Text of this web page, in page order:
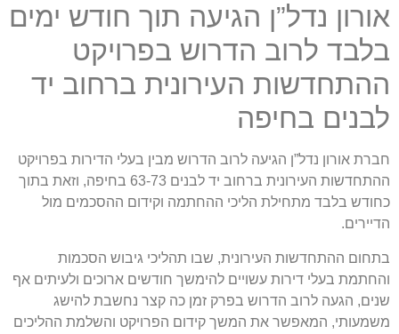
אורון נדל”ן הגיעה תוך חודש ימים
בלבד לרוב הדרוש בפרויקט
ההתחדשות העירונית ברחוב יד
לבנים בחיפה
חברת אורון נדל”ן הגיעה לרוב הדרוש מבין בעלי הדירות בפרויקט
ההתחדשות העירונית ברחוב יד לבנים 63-73 בחיפה, וזאת בתוך
כחודש בלבד מתחילת הליכי ההחתמה וקידום ההסכמים מול
הדיירים.
בתחום ההתחדשות העירונית, שבו תהליכי גיבוש הסכמות
והחתמת בעלי דירות עשויים להימשך חודשים ארוכים ולעיתים אף
שנים, הגעה לרוב הדרוש בפרק זמן כה קצר נחשבת להישג
משמעותי, המאפשר את המשך קידום הפרויקט והשלמת ההליכים